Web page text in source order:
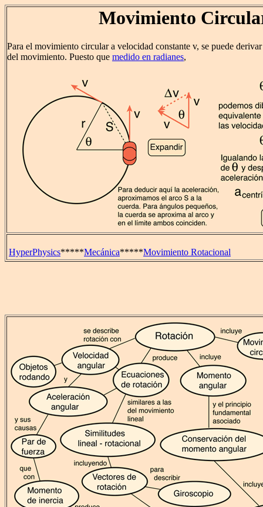
Movimiento
Para el movimiento circular a velocidad constante v, se puede
del movimiento. Puesto que medido en radianes,
HyperPhysics*****Mecánica*****Movimiento Rotacional